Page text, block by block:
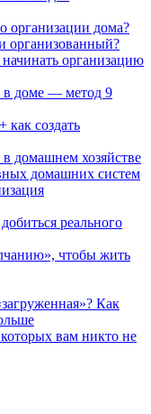
организации дома?
организованный?
организацию
в доме — метод 9
как создать
домашнем хозяйстве
домашних систем
реального
чтобы жить
Как
вам никто не